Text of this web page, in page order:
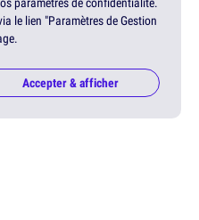
le lien "Paramètres de Gestion
Accepter & afficher